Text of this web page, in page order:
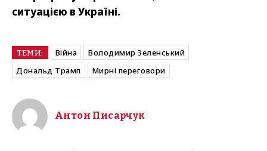
ситуацією в Україні.
ТЕМИ: Війна
Володимир Зеленський
Дональд Трамп
Мирні переговори
Антон Писарчук